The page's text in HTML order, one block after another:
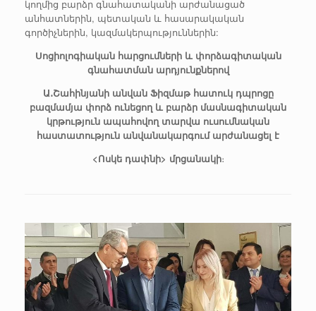
կողմից բարձր գնահատականի արժանացած
անհատներին, պետական և հասարակական
գործիչներին, կազմակերպություններին:
Սոցիոլոգիական հարցումների և փորձագիտական
գնահատման արդյունքներով
Ա․Շահինյանի անվան Ֆիզմաթ հատուկ դպրոցը
բազմամյա փորձ ունեցող և բարձր մասնագիտական
կրթություն ապահովող տարվա ուսումնական
հաստատություն անվանակարգում արժանացել է
<Ոսկե դափնի> մրցանակի։